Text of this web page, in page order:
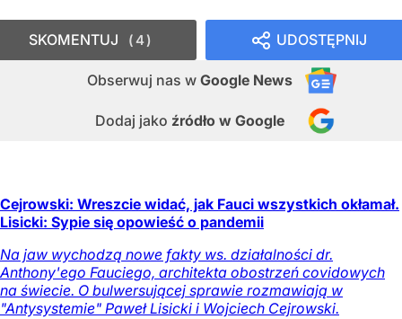
UDOSTĘPNIJ
Obserwuj nas w Google News
Dodaj jako źródło w Google
SKOMENTUJ 4
Cejrowski: Wreszcie widać, jak Fauci wszystkich okłamał.
Lisicki: Sypie się opowieść o pandemii
Na jaw wychodzą nowe fakty ws. działalności dr.
Anthony'ego Fauciego, architekta obostrzeń covidowych
na świecie. O bulwersującej sprawie rozmawiają w
"Antysystemie" Paweł Lisicki i Wojciech Cejrowski.